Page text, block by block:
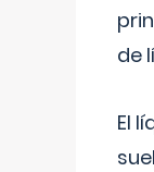
de
El